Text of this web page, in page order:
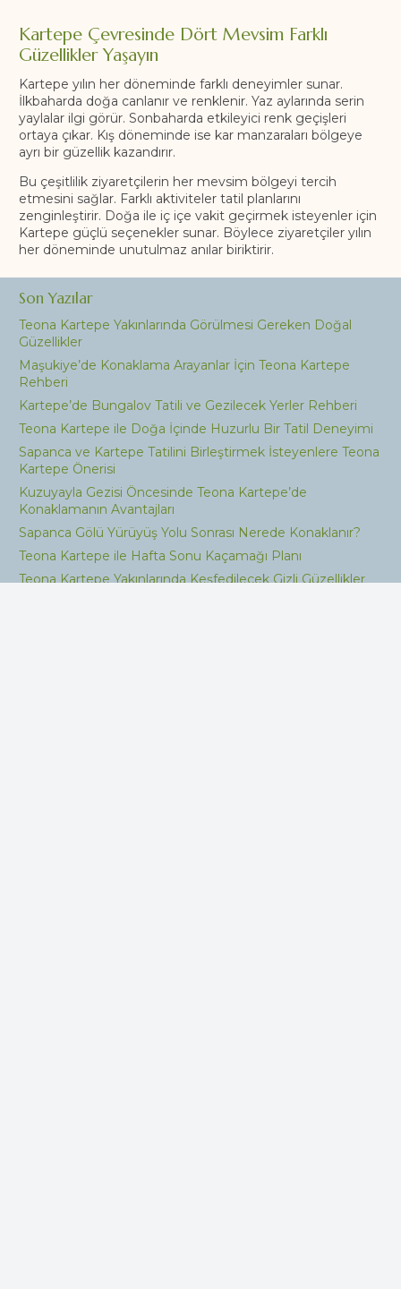
Kartepe Çevresinde Dört Mevsim Farklı
Güzellikler Yaşayın
Kartepe yılın her döneminde farklı deneyimler sunar.
İlkbaharda doğa canlanır ve renklenir. Yaz aylarında serin
yaylalar ilgi görür. Sonbaharda etkileyici renk geçişleri
ortaya çıkar. Kış döneminde ise kar manzaraları bölgeye
ayrı bir güzellik kazandırır.
Bu çeşitlilik ziyaretçilerin her mevsim bölgeyi tercih
etmesini sağlar. Farklı aktiviteler tatil planlarını
zenginleştirir. Doğa ile iç içe vakit geçirmek isteyenler için
Kartepe güçlü seçenekler sunar. Böylece ziyaretçiler yılın
her döneminde unutulmaz anılar biriktirir.
Son Yazılar
Teona Kartepe Yakınlarında Görülmesi Gereken Doğal
Güzellikler
Maşukiye’de Konaklama Arayanlar İçin Teona Kartepe
Rehberi
Kartepe’de Bungalov Tatili ve Gezilecek Yerler Rehberi
Teona Kartepe ile Doğa İçinde Huzurlu Bir Tatil Deneyimi
Sapanca ve Kartepe Tatilini Birleştirmek İsteyenlere Teona
Kartepe Önerisi
Kuzuyayla Gezisi Öncesinde Teona Kartepe’de
Konaklamanın Avantajları
Sapanca Gölü Yürüyüş Yolu Sonrası Nerede Konaklanır?
Teona Kartepe ile Hafta Sonu Kaçamağı Planı
Teona Kartepe Yakınlarında Keşfedilecek Gizli Güzellikler